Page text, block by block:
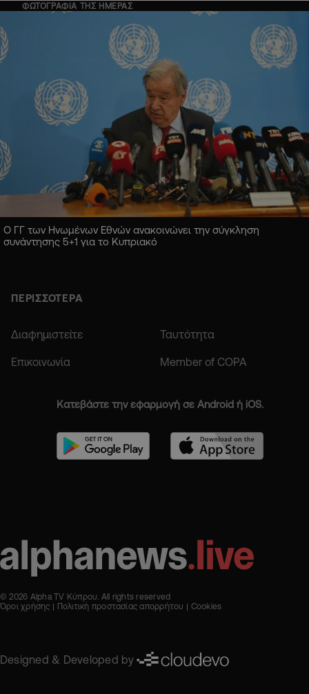
ΦΩΤΟΓΡΑΦΙΑ ΤΗΣ ΗΜΕΡΑΣ
Ο ΓΓ των Ηνωμένων Εθνών ανακοινώνει την σύγκληση
συνάντησης 5+1 για το Κυπριακό
ΠΕΡΙΣΣΟΤΕΡΑ
Διαφημιστείτε Ταυτότητα
Επικοινωνία Member of COPA
Κατεβάστε την εφαρμογή σε Android ή iOS.
© 2026 Alpha TV Κύπρου. All rights reserved
Όροι χρήσης
Πολιτική προστασίας απορρήτου Cookies
Designed & Developed by